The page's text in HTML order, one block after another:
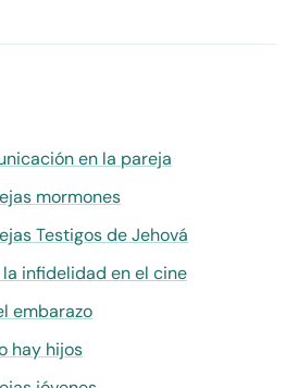
en la pareja
mormones
Testigos de Jehová
infidelidad en el cine
embarazo
hay hijos